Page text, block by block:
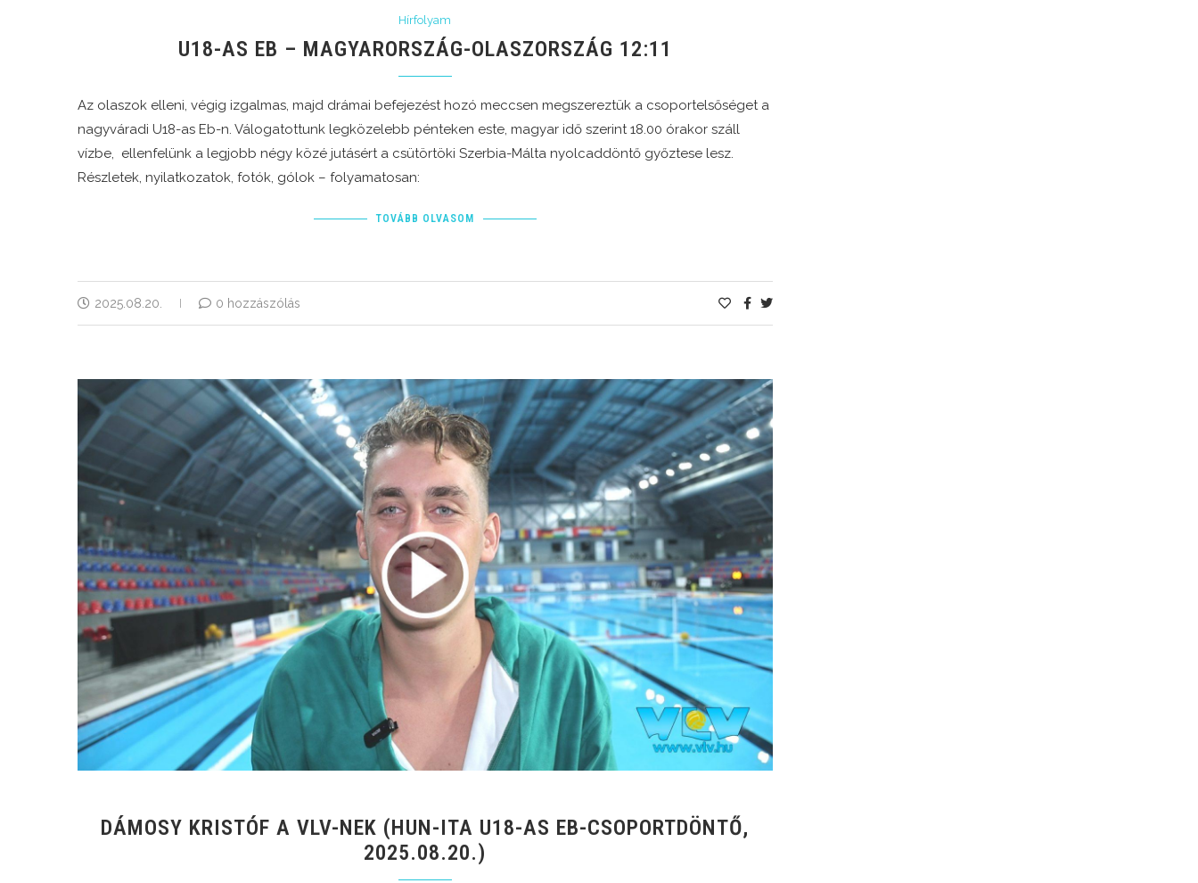
Hírfolyam
U18-AS EB – MAGYARORSZÁG-OLASZORSZÁG 12:11
Az olaszok elleni, végig izgalmas, majd drámai befejezést hozó meccsen megszereztük a csoportelsőséget a
nagyváradi U18-as Eb-n. Válogatottunk legközelebb pénteken este, magyar idő szerint 18.00 órakor száll
vízbe, ellenfelünk a legjobb négy közé jutásért a csütörtöki Szerbia-Málta nyolcaddöntő győztese lesz.
Részletek, nyilatkozatok, fotók, gólok – folyamatosan:
TOVÁBB OLVASOM
2025.08.20. 0 hozzászólás
DÁMOSY KRISTÓF A VLV-NEK (HUN-ITA U18-AS EB-CSOPORTDÖNTŐ,
2025.08.20.)